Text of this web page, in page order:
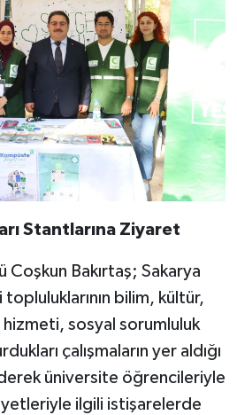
Stantlarına Ziyaret
Coşkun Bakırtaş; Sakarya
bilim, kültür,
sosyal sorumluluk
çalışmaların yer aldığı
üniversite öğrencileriyle
ilgili istişarelerde